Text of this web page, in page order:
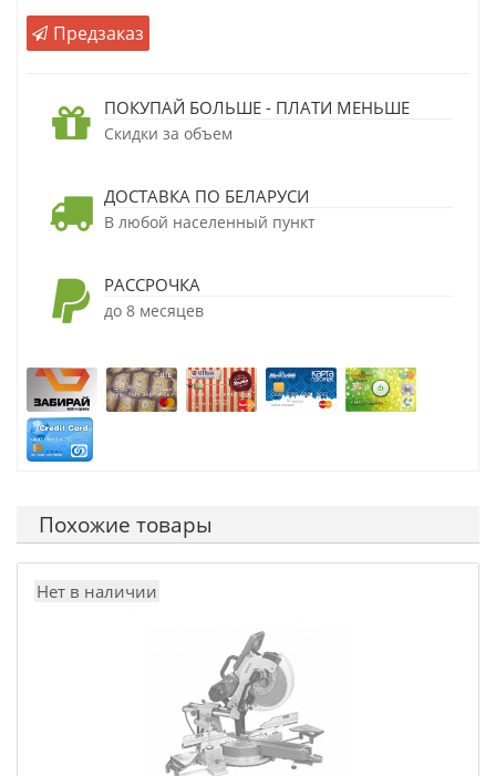
Предзаказ
ПОКУПАЙ БОЛЬШЕ - ПЛАТИ МЕНЬШЕ
Скидки за объем
ДОСТАВКА ПО БЕЛАРУСИ
В любой населенный пункт
РАССРОЧКА
до 8 месяцев
Похожие товары
Нет в наличии